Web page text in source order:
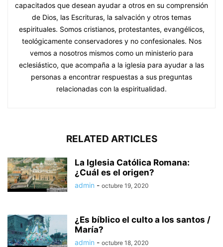
capacitados que desean ayudar a otros en su comprensión
de Dios, las Escrituras, la salvación y otros temas
espirituales. Somos cristianos, protestantes, evangélicos,
teológicamente conservadores y no confesionales. Nos
vemos a nosotros mismos como un ministerio para
eclesiástico, que acompaña a la iglesia para ayudar a las
personas a encontrar respuestas a sus preguntas
relacionadas con la espiritualidad.
RELATED ARTICLES
La Iglesia Católica Romana:
¿Cuál es el origen?
admin - octubre 19, 2020
¿Es bíblico el culto a los santos /
María?
admin - octubre 18, 2020